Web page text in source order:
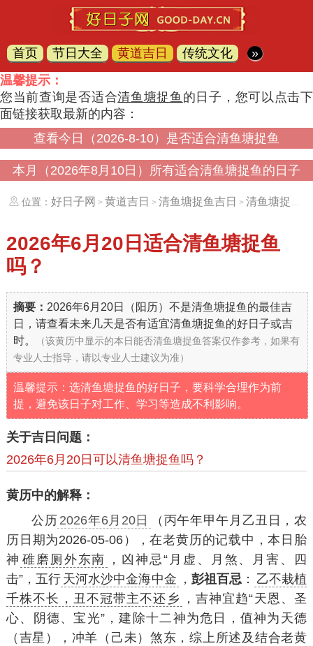
首页 节日大全 黄道吉日 传统文化
»
温馨提示：
您当前查询是否适合清鱼塘捉鱼 的日子，您可以点击下
面链接获取最新的内容：
查看今日（2026-8-10）是否适合清鱼塘捉鱼
本月（2026年8月10日）所有适合清鱼塘捉鱼的日子
位置： 好日子网 > 黄道吉日 > 清鱼塘捉鱼吉日 > 清鱼塘捉鱼吉日（20260620）
2026年6月20日 适合清鱼塘捉鱼
吗？
摘要： 2026年6月20日（阳历）不是清鱼塘捉鱼的最佳吉
日，请查看未来几天是否有适宜清鱼塘捉鱼的好日子或吉
时。
（该黄历中显示的本日能否清鱼塘捉鱼答案仅作参考，如果有
专业人士指导，请以专业人士建议为准）
温馨提示：选清鱼塘捉鱼的好日子，要科学合理作为前
提，避免该日子对工作、学习等造成不利影响。
关于吉日问题：
2026年6月20日可以清鱼塘捉鱼吗？
黄历中的解释：
公历 2026年6月20日
（丙午年甲午月乙丑日，农
历日期为2026-05-06），在老黄历的记载中，本日胎
神 碓磨厕外东南
，凶神忌“月虚、月煞、月害、四
击”，五行 天河水沙中金海中金 ， 彭祖百忌： 乙不栽植
千株不长，丑不冠带主不还乡
，吉神宜趋“天恩、圣
心、阴德、宝光”，建除十二神为危日，值神为天德
（吉星），冲羊（己未）煞东，综上所述及结合老黄